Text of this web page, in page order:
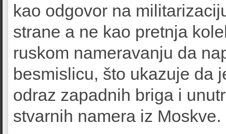
kao odgovor na
strane a ne kao pretnja
ruskom nameravanju da
besmislicu, što ukazuje da
odraz zapadnih briga i
stvarnih namera iz Moskve.